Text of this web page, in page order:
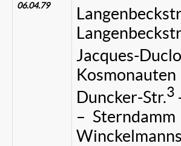
06.04.79
Jacques-
Duncker-Str.3
–